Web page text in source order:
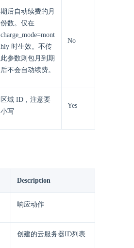
期后自动续费的月
份数。仅在
charge_mode=mont
hly 时生效。不传
此参数则包月到期
后不会自动续费。
No
区域 ID，注意要
小写
Yes
Description
响应动作
创建的云服务器ID列表